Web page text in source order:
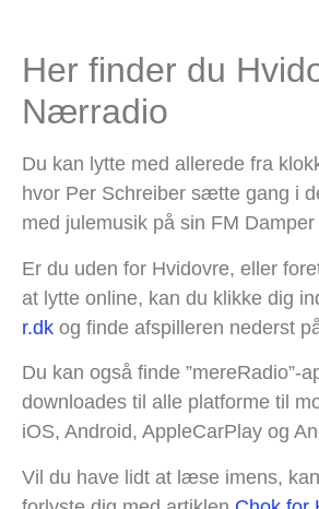
Her finder du
Nærradio
Du kan lytte med allerede fra
hvor Per Schreiber sætte gang i
med julemusik på sin FM
Er du uden for Hvidovre, eller
at lytte online, kan du klikke dig
r.dk og finde afspilleren nederst
Du kan også finde ”mereRadio”-
downloades til alle platforme til
iOS, Android, AppleCarPlay og
Vil du have lidt at læse imens,